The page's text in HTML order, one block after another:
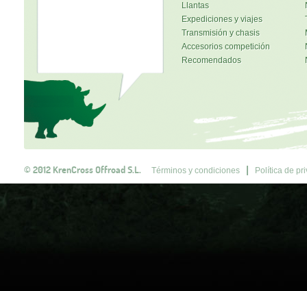
Llantas
Expediciones y viajes
Transmisión y chasis
Accesorios competición
Recomendados
© 2012 KrenCross Offroad S.L. Términos y condiciones Política de